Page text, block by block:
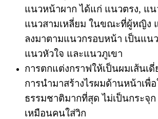
แนวหน้าผาก ได้แก่ แนวตรง, แน
แนวสามเหลี่ยม ในขณะที่ผู้หญิง
ลงมาตามแนวกรอบหน้า เป็นแน
แนวหัวใจ และแนวภูเขา
การตกแต่งกราฟให้เป็นผมเส้นเดี่
การนำมาสร้างไรผมด้านหน้าเพื่
ธรรมชาติมากที่สุด ไม่เป็นกระจุก
เหมือนคนใส่วิก